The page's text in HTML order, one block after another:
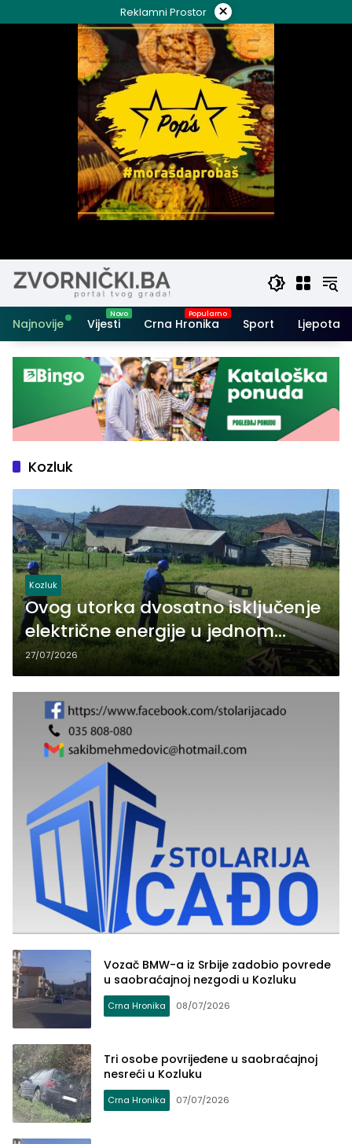
to
Reklamni Prostor ×
Najnovije Vijesti Crna Hronika Sport Ljepota i
Kozluk
Kozluk
Ovog utorka dvosatno isključenje
električne energije u jednom
zvorničkom naselju
27/07/2026
Vozač BMW-a iz Srbije zadobio povrede
u saobraćajnoj nezgodi u Kozluku
Crna Hronika 08/07/2026
Tri osobe povrijeđene u saobraćajnoj
nesreći u Kozluku
Crna Hronika 07/07/2026